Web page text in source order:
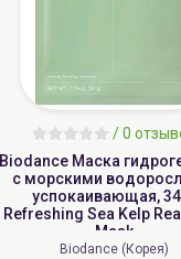
/0
Biodance Маска
с морскими
успокаивающая,
Refreshing Sea Kelp
Mask
Biodance (Корея)